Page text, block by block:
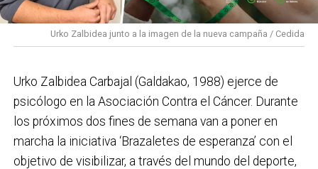
Viernes 11 de septiembre
Sábado 12 de septiembre
Kaotiko
Viernes 18 de septiembre
Les Testarudes
Urko Zalbidea junto a la imagen de la nueva campaña / Cedida
Urko Zalbidea Carbajal (Galdakao, 1988) ejerce de
psicólogo en la Asociación Contra el Cáncer. Durante
los próximos dos fines de semana van a poner en
marcha la iniciativa ‘Brazaletes de esperanza’ con el
objetivo de visibilizar, a través del mundo del deporte,